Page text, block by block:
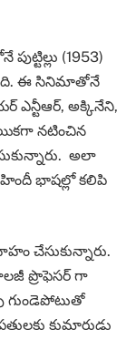
(1953)
ఈ సినిమాతోనే
ఎన్టీఆర్, అక్కినేని,
నటించిన
అలా
హిందీ భాషల్లో కలిపి
చేసుకున్నారు.
ప్రొఫెసర్ గా
గుండెపోటుతో
కుమారుడు